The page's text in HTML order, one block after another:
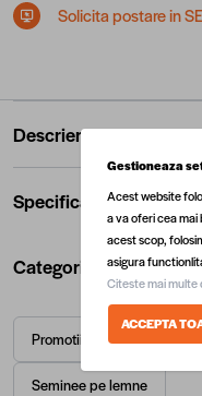
Solicita postare in
Descriere
Specificatii
Categorii utile
Promotii sobe, centrale si
Seminee pe lemne
Gestioneaza
Acest website
a va oferi cea
acest scop,
asigura
Citeste mai multe
ACCEPTA